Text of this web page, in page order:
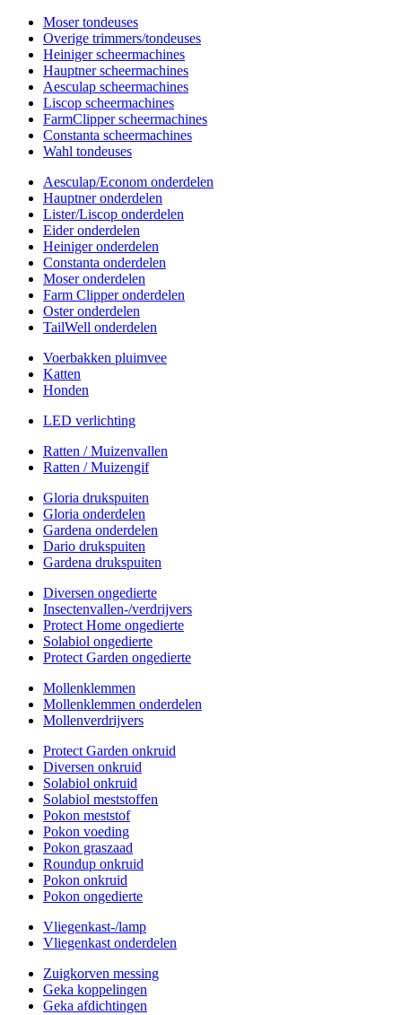
Moser tondeuses
Overige trimmers/tondeuses
Heiniger scheermachines
Hauptner scheermachines
Aesculap scheermachines
Liscop scheermachines
FarmClipper scheermachines
Constanta scheermachines
Wahl tondeuses
Aesculap/Econom onderdelen
Hauptner onderdelen
Lister/Liscop onderdelen
Eider onderdelen
Heiniger onderdelen
Constanta onderdelen
Moser onderdelen
Farm Clipper onderdelen
Oster onderdelen
TailWell onderdelen
Voerbakken pluimvee
Katten
Honden
LED verlichting
Ratten / Muizenvallen
Ratten / Muizengif
Gloria drukspuiten
Gloria onderdelen
Gardena onderdelen
Dario drukspuiten
Gardena drukspuiten
Diversen ongedierte
Insectenvallen-/verdrijvers
Protect Home ongedierte
Solabiol ongedierte
Protect Garden ongedierte
Mollenklemmen
Mollenklemmen onderdelen
Mollenverdrijvers
Protect Garden onkruid
Diversen onkruid
Solabiol onkruid
Solabiol meststoffen
Pokon meststof
Pokon voeding
Pokon graszaad
Roundup onkruid
Pokon onkruid
Pokon ongedierte
Vliegenkast-/lamp
Vliegenkast onderdelen
Zuigkorven messing
Geka koppelingen
Geka afdichtingen